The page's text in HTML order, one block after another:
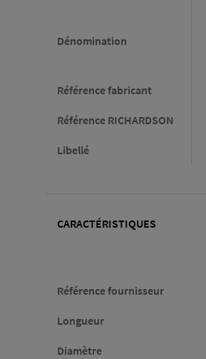
Dénomination
Référence fabricant
Référence RICHARDSON
Libellé
CARACTÉRISTIQUES
Référence fournisseur
Longueur
Diamètre